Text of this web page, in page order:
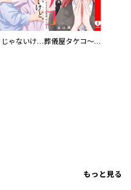
好きじゃないけど、抱いてください【電子単行本版／特典おまけ付き】 葬儀屋タケコ～あなたの最期、叶えます【電子単行本版】
もっと見る